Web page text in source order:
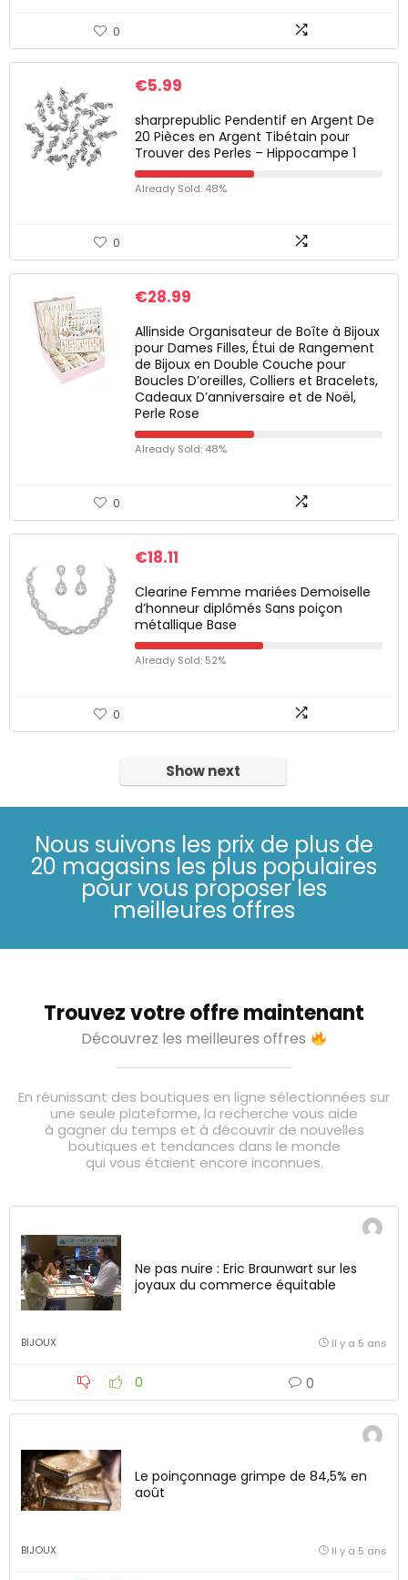
0
€5.99
sharprepublic Pendentif en Argent De
20 Pièces en Argent Tibétain pour
Trouver des Perles – Hippocampe 1
Already Sold: 48%
0
€28.99
Allinside Organisateur de Boîte à Bijoux
pour Dames Filles, Étui de Rangement
de Bijoux en Double Couche pour
Boucles D’oreilles, Colliers et Bracelets,
Cadeaux D’anniversaire et de Noël,
Perle Rose
Already Sold: 48%
0
€18.11
Clearine Femme mariées Demoiselle
d’honneur diplômés Sans poiçon
métallique Base
Already Sold: 52%
0
Show next
Nous suivons les prix de plus de
20 magasins les plus populaires
pour vous proposer les
meilleures offres
Trouvez votre offre maintenant
Découvrez les meilleures offres
En réunissant des boutiques en ligne sélectionnées sur
une seule plateforme, la recherche vous aide
à gagner du temps et à découvrir de nouvelles
boutiques et tendances dans le monde
qui vous étaient encore inconnues.
Ne pas nuire : Eric Braunwart sur les
joyaux du commerce équitable
BIJOUX Il y a 5 ans
0 0
Le poinçonnage grimpe de 84,5% en
août
BIJOUX Il y a 5 ans